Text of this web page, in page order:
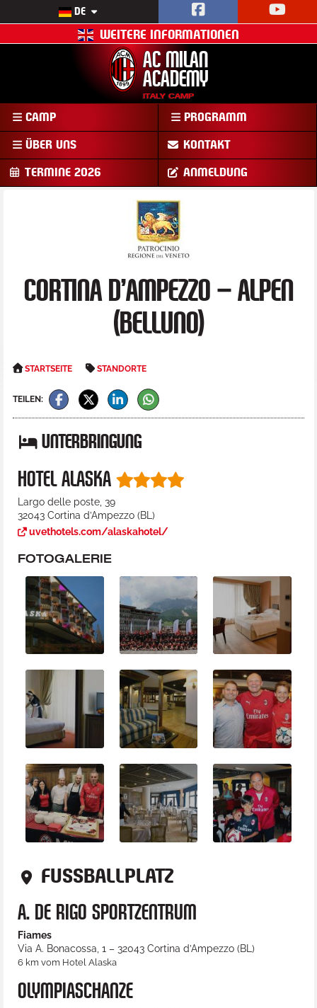
DE
WEITERE INFORMATIONEN
AC MILAN
ACADEMY
ITALY CAMP
AC
MAILAND
ACADEMY
CAMP
CAMP
PROGRAMM
ÜBER UNS
KONTAKT
TERMINE 2026
ANMELDUNG
CORTINA D’AMPEZZO – ALPEN
(BELLUNO)
STARTSEITE STANDORTE
TEILEN:
UNTERBRINGUNG
HOTEL ALASKA
Largo delle poste, 39
32043 Cortina d’Ampezzo(BL )
uvethotels.com/alaskahotel/
FOTOGALERIE
FUSSBALLPLATZ
A. DE RIGO SPORTZENTRUM
Fiames
Via A. Bonacossa, 1 – 32043 Cortina d’Ampezzo(BL )
6 km vom Hotel Alaska
OLYMPIASCHANZE